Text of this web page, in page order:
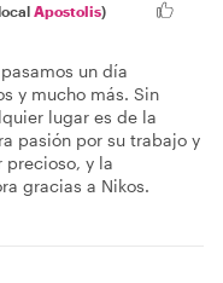
Apostolis)
un día
y mucho más. Sin
lugar es de la
pasión por su trabajo y
precioso, y la
gracias a Nikos.